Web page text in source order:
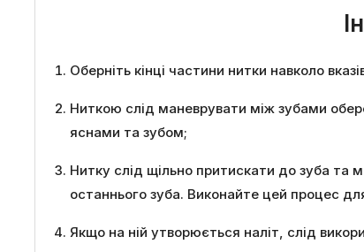
Оберніть кінці частини нитки навколо
Ниткою слід маневрувати між зубами
яснами та зубом;
Нитку слід щільно притискати до зуба та
останнього зуба. Виконайте цей процес
Якщо на ній утворюється наліт, слід